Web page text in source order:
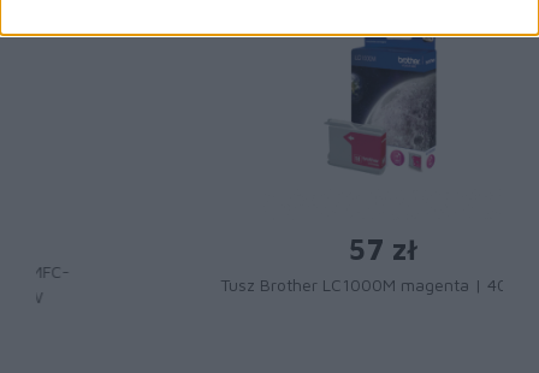
Tusz Brother LC1000M magenta | 400 str.